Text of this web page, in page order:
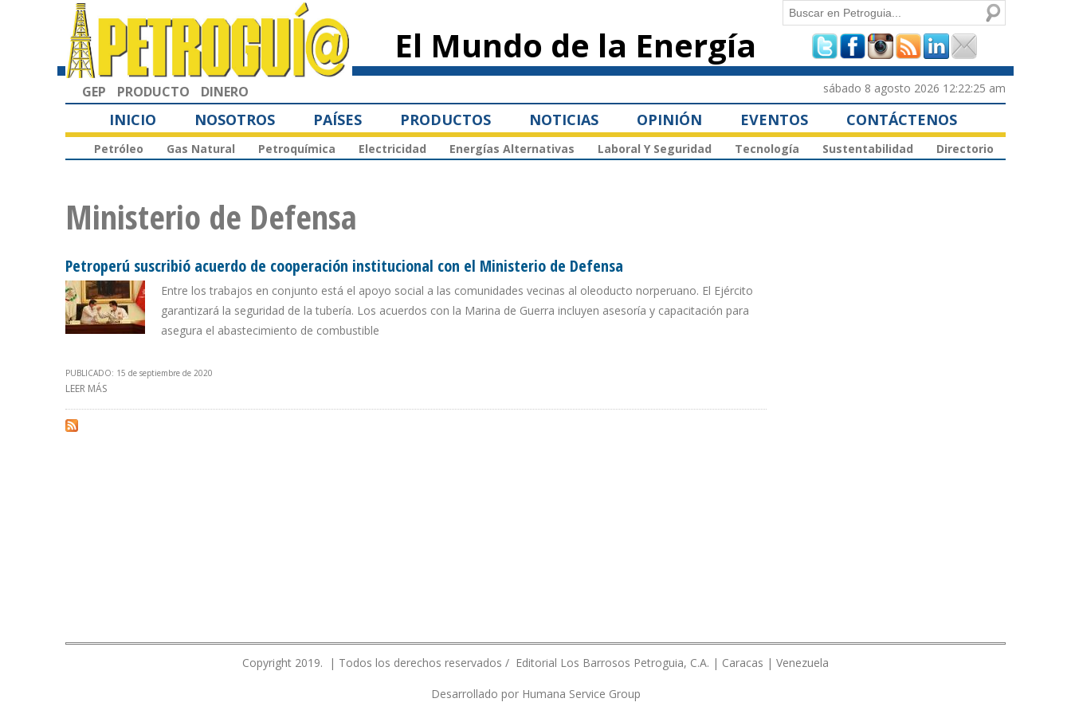
principal
El Mundo de la Energía
Formulario de
búsqueda
Buscar
GEP PRODUCTO DINERO sábado 8 agosto 2026 12:22:25 am
INICIO NOSOTROS PAÍSES PRODUCTOS NOTICIAS OPINIÓN EVENTOS CONTÁCTENOS
Petróleo Gas Natural Petroquímica Electricidad Energías Alternativas Laboral Y Seguridad Tecnología Sustentabilidad Directorio
Ministerio de Defensa
Petroperú suscribió acuerdo de cooperación institucional con el Ministerio de Defensa
Entre los trabajos en conjunto está el apoyo social a las comunidades vecinas al oleoducto norperuano. El Ejército
garantizará la seguridad de la tubería. Los acuerdos con la Marina de Guerra incluyen asesoría y capacitación para
asegura el abastecimiento de combustible
PUBLICADO: 15 de septiembre de 2020
LEER MÁS
Copyright 2019. | Todos los derechos reservados / Editorial Los Barrosos Petroguia, C.A. | Caracas | Venezuela
Desarrollado por Humana Service Group